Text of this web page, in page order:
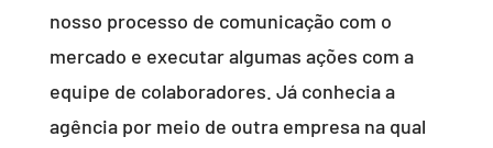
nosso processo de comunicação com o
mercado e executar algumas ações com a
equipe de colaboradores. Já conhecia a
agência por meio de outra empresa na qual